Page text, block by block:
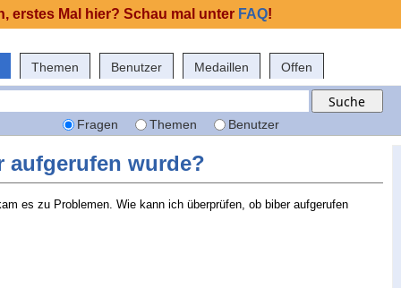
Themen Benutzer Medaillen Offen
Fragen Themen Benutzer
aufgerufen wurde?
es zu Problemen. Wie kann ich überprüfen, ob biber aufgerufen
erstes Mal hier? Schau mal unter FAQ!